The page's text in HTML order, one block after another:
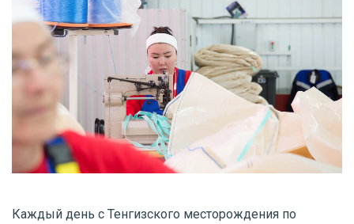
Каждый день с Тенгизского месторождения по